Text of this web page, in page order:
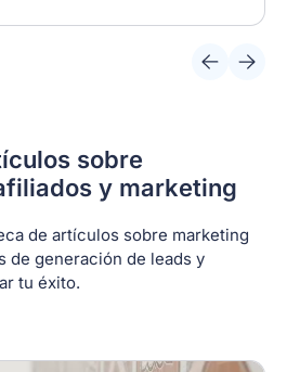
sobre
y marketing
de artículos sobre marketing
de generación de leads y
tu éxito.